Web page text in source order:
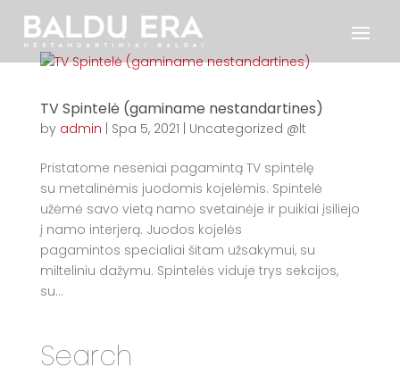
TV Spintelė (gaminame nestandartines)
by admin Spa 5, 2021 Uncategorized @lt
Pristatome neseniai pagamintą TV spintelę
su metalinėmis juodomis kojelėmis. Spintelė
užėmė savo vietą namo svetainėje ir puikiai įsiliejo
į namo interjerą. Juodos kojelės
pagamintos specialiai šitam užsakymui, su
milteliniu dažymu. Spintelės viduje trys sekcijos,
su...
Search